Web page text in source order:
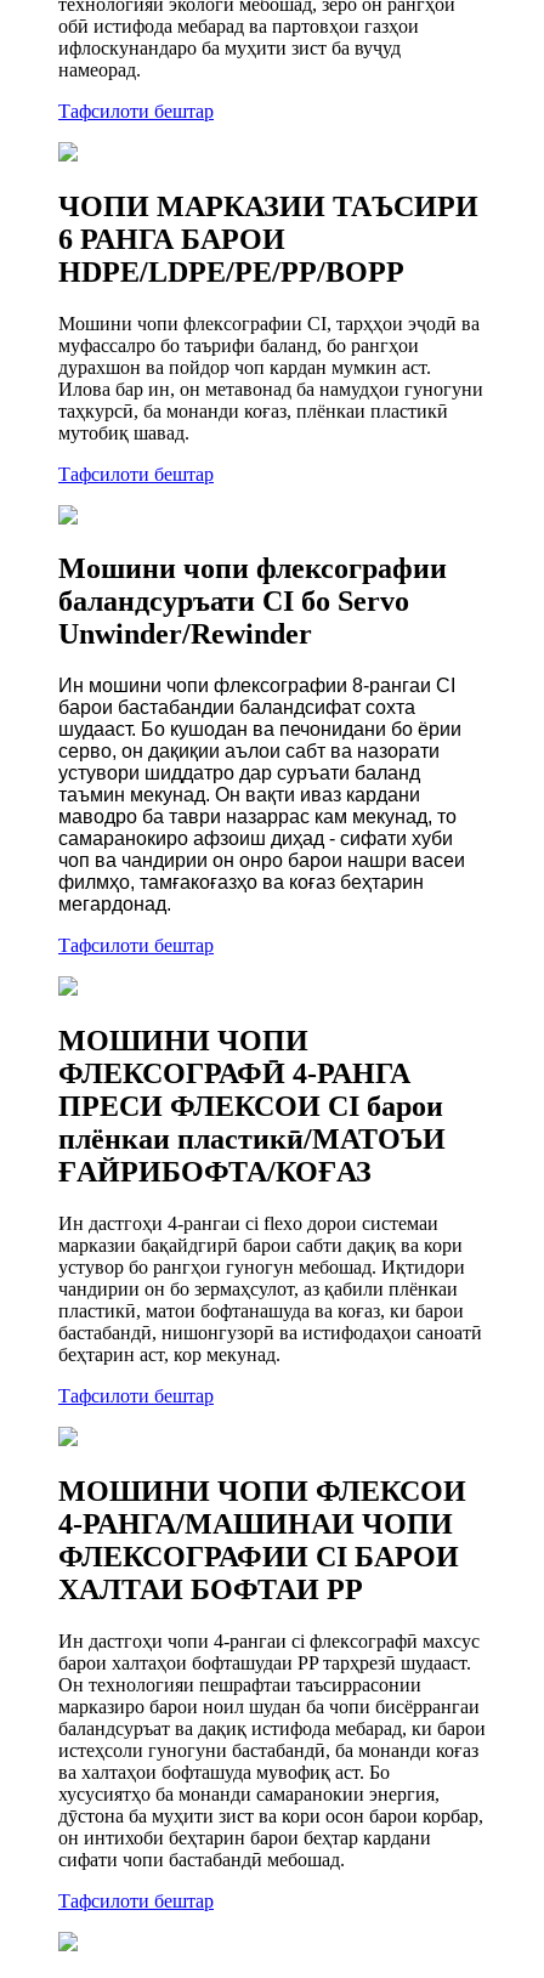
обӣ истифода мебарад ва партовҳои газҳои
ифлоскунандаро ба муҳити зист ба вуҷуд
намеорад.
Тафсилоти бештар
ЧОПИ МАРКАЗИИ ТАЪСИРИ
6 РАНГА БАРОИ
HDPE/LDPE/PE/PP/BOPP
Мошини чопи флексографии CI, тарҳҳои эҷодӣ ва
муфассалро бо таърифи баланд, бо рангҳои
дурахшон ва пойдор чоп кардан мумкин аст.
Илова бар ин, он метавонад ба намудҳои гуногуни
таҳкурсӣ, ба монанди коғаз, плёнкаи пластикӣ
мутобиқ шавад.
Тафсилоти бештар
Мошини чопи флексографии
баландсуръати CI бо Servo
Unwinder/Rewinder
Ин мошини чопи флексографии 8-рангаи CI
барои бастабандии баландсифат сохта
шудааст. Бо кушодан ва печонидани бо ёрии
серво, он дақиқии аълои сабт ва назорати
устувори шиддатро дар суръати баланд
таъмин мекунад. Он вақти иваз кардани
маводро ба таври назаррас кам мекунад, то
самаранокиро афзоиш диҳад - сифати хуби
чоп ва чандирии он онро барои нашри васеи
филмҳо, тамғакоғазҳо ва коғаз беҳтарин
мегардонад.
Тафсилоти бештар
МОШИНИ ЧОПИ
ФЛЕКСОГРАФӢ 4-РАНГА
ПРЕСИ ФЛЕКСОИ CI барои
плёнкаи пластикӣ/МАТОЪИ
ҒАЙРИБОФТА/КОҒАЗ
Ин дастгоҳи 4-рангаи ci flexo дорои системаи
марказии бақайдгирӣ барои сабти дақиқ ва кори
устувор бо рангҳои гуногун мебошад. Иқтидори
чандирии он бо зермаҳсулот, аз қабили плёнкаи
пластикӣ, матои бофтанашуда ва коғаз, ки барои
бастабандӣ, нишонгузорӣ ва истифодаҳои саноатӣ
беҳтарин аст, кор мекунад.
Тафсилоти бештар
МОШИНИ ЧОПИ ФЛЕКСОИ
4-РАНГА/МАШИНАИ ЧОПИ
ФЛЕКСОГРАФИИ CI БАРОИ
ХАЛТАИ БОФТАИ PP
Ин дастгоҳи чопи 4-рангаи ci флексографӣ махсус
барои халтаҳои бофташудаи PP тарҳрезӣ шудааст.
Он технологияи пешрафтаи таъсиррасонии
марказиро барои ноил шудан ба чопи бисёррангаи
баландсуръат ва дақиқ истифода мебарад, ки барои
истеҳсоли гуногуни бастабандӣ, ба монанди коғаз
ва халтаҳои бофташуда мувофиқ аст. Бо
хусусиятҳо ба монанди самаранокии энергия,
дӯстона ба муҳити зист ва кори осон барои корбар,
он интихоби беҳтарин барои беҳтар кардани
сифати чопи бастабандӣ мебошад.
Тафсилоти бештар